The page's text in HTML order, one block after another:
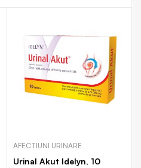
AFECTIUNI URINARE
Urinal Akut Idelyn, 10